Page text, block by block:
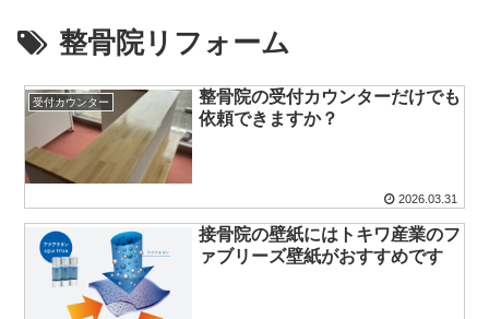
整骨院リフォーム
受付カウンター
整骨院の受付カウンターだけでも
依頼できますか？
2026.03.31
接骨院の壁紙にはトキワ産業のフ
ァブリーズ壁紙がおすすめです